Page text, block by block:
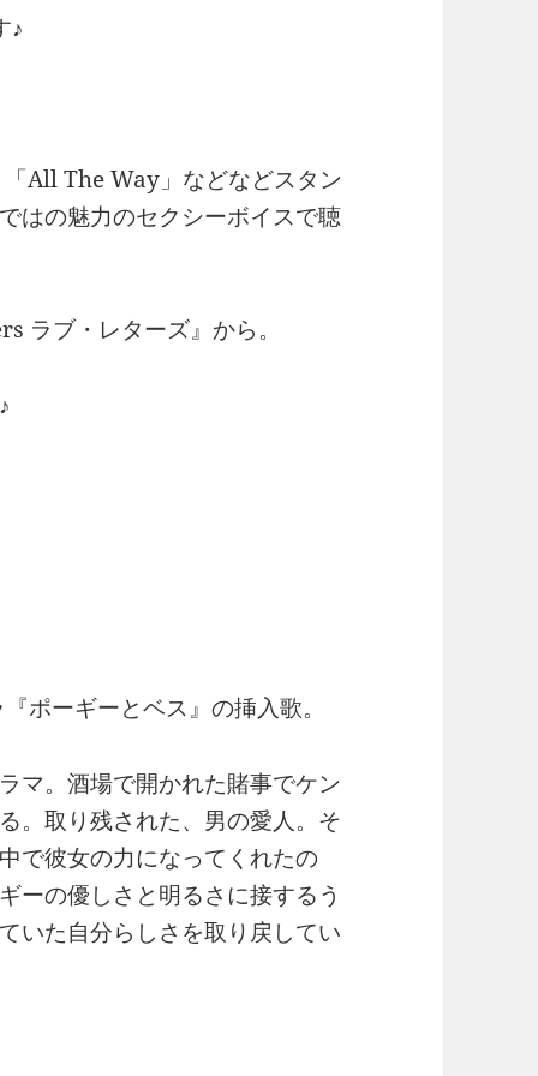
♪
All The Way」などなどスタン
はの魅力のセクシーボイスで聴
ラブ・レターズ』から。
ポーギーとベス』の挿入歌。
マ。酒場で開かれた賭事でケン
。取り残された、男の愛人。そ
で彼女の力になってくれたの
ーの優しさと明るさに接するう
いた自分らしさを取り戻してい